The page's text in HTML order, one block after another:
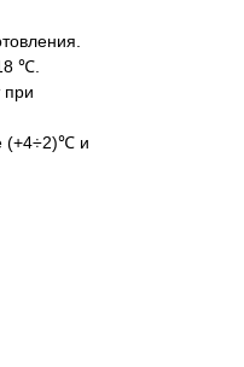
℃.
при
(+4÷2)℃ и